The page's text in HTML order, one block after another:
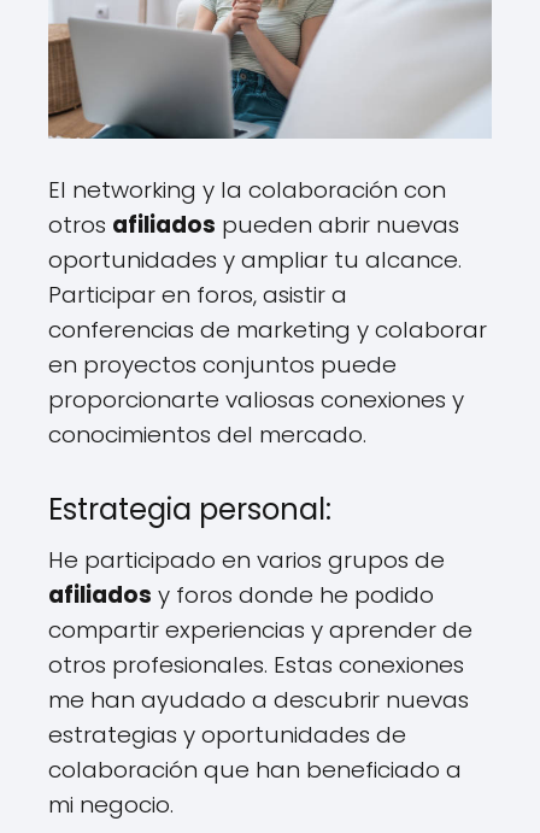
El networking y la colaboración con
otros afiliados pueden abrir nuevas
oportunidades y ampliar tu alcance.
Participar en foros, asistir a
conferencias de marketing y colaborar
en proyectos conjuntos puede
proporcionarte valiosas conexiones y
conocimientos del mercado.
Estrategia personal:
He participado en varios grupos de
afiliados y foros donde he podido
compartir experiencias y aprender de
otros profesionales. Estas conexiones
me han ayudado a descubrir nuevas
estrategias y oportunidades de
colaboración que han beneficiado a
mi negocio.